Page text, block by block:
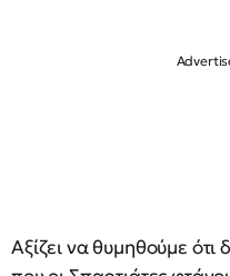
Αξίζει να θυμηθούμε